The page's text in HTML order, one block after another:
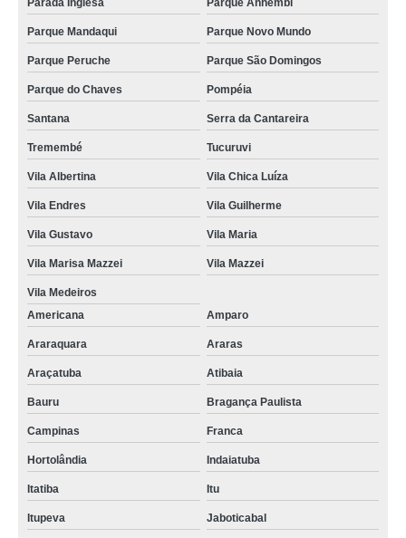
Parada Inglesa Parque Anhembi
Parque Mandaqui Parque Novo Mundo
Parque Peruche Parque São Domingos
Parque do Chaves Pompéia
Santana Serra da Cantareira
Tremembé Tucuruvi
Vila Albertina Vila Chica Luíza
Vila Endres Vila Guilherme
Vila Gustavo Vila Maria
Vila Marisa Mazzei Vila Mazzei
Vila Medeiros
Americana
Amparo
Araraquara Araras
Araçatuba Atibaia
Bauru Bragança Paulista
Campinas Franca
Hortolândia Indaiatuba
Itatiba Itu
Itupeva Jaboticabal